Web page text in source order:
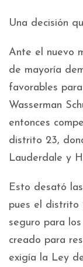
Una decisión
Ante el nuevo
de mayoría
favorables
Wasserman
entonces
distrito 23,
Lauderdale y
Esto desató
pues el distrito
seguro para
creado para
exigía la Ley